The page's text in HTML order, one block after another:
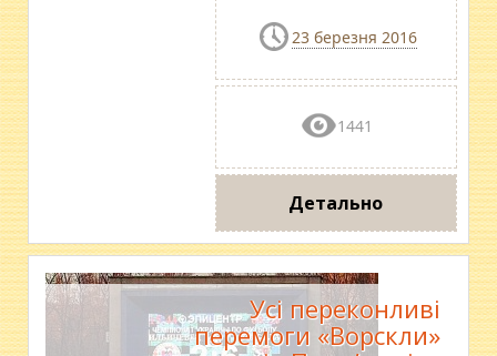
23 березня 2016
1441
Детально
Усі переконливі
перемоги «Ворскли»